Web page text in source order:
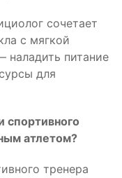
сочетает
с мягкой
наладить питание
для
спортивного
атлетом?
тренера